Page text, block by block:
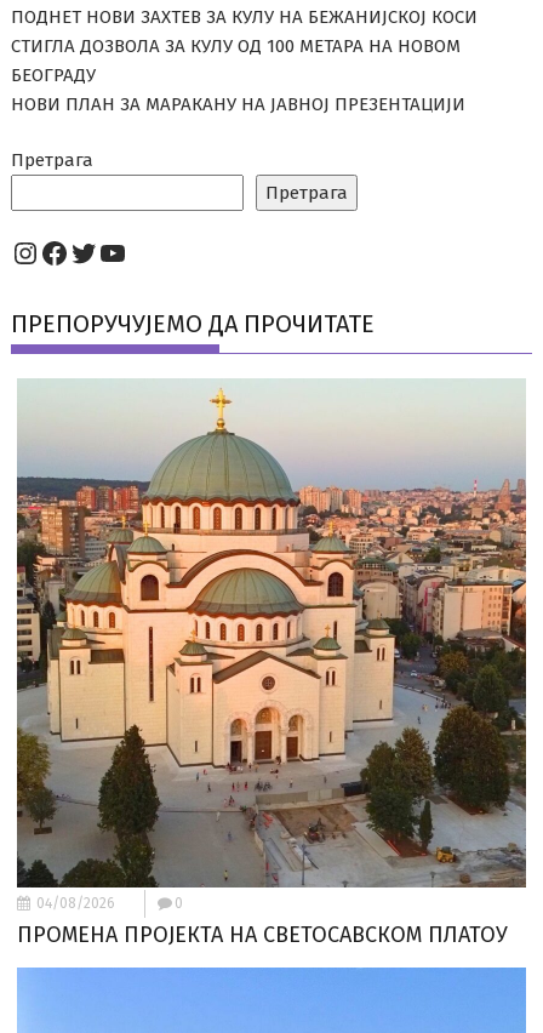
ПОДНЕТ НОВИ ЗАХТЕВ ЗА КУЛУ НА БЕЖАНИЈСКОЈ КОСИ
СТИГЛА ДОЗВОЛА ЗА КУЛУ ОД 100 МЕТАРА НА НОВОМ
БЕОГРАДУ
НОВИ ПЛАН ЗА МАРАКАНУ НА ЈАВНОЈ ПРЕЗЕНТАЦИЈИ
Претрага
Претрага
Instagram
Facebook
Twitter
YouTube
ПРЕПОРУЧУЈЕМО ДА ПРОЧИТАТЕ
04/08/2026 0
ПРОМЕНА ПРОЈЕКТА НА СВЕТОСАВСКОМ ПЛАТОУ